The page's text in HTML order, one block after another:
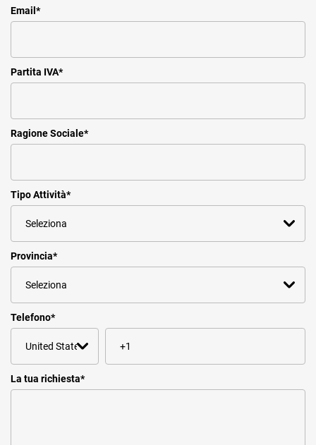
Email *
Partita IVA*
Ragione Sociale*
Tipo Attività*
Provincia*
Telefono*
La tua richiesta*